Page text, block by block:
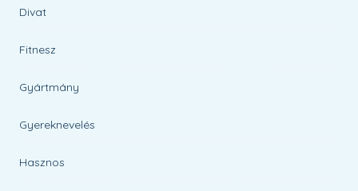
Divat
Fitnesz
Gyártmány
Gyereknevelés
Hasznos